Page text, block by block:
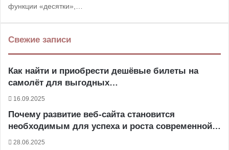
функции «десятки»,…
Свежие записи
Как найти и приобрести дешёвые билеты на
самолёт для выгодных…
16.09.2025
Почему развитие веб-сайта становится
необходимым для успеха и роста современной…
28.06.2025